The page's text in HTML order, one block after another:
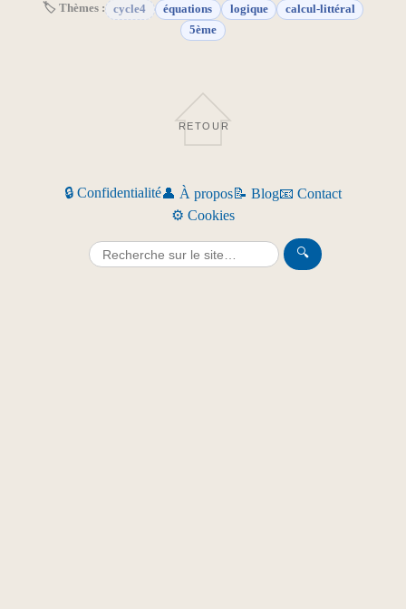
🏷 Thèmes : cycle4 équations logique
calcul-littéral
5ème
RETOUR
🔒 Confidentialité👤 À propos📝 Blog📧 Contact
⚙️ Cookies
🔍